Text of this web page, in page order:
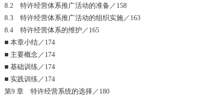
8.2 特许经营体系推广活动的准备／158
8.3 特许经营体系推广活动的组织实施／163
8.4 特许经营体系的维护／165
■ 本章小结／174
■ 主要概念／174
■ 基础训练／174
■ 实践训练／174
第9 章 特许经营系统的选择／180